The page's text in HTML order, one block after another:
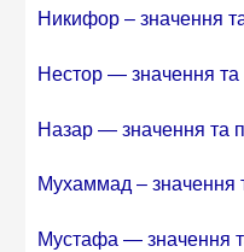
Никифор – значення
Нестор — значення та
Назар — значення та
Мухаммад – значення
Мустафа — значення